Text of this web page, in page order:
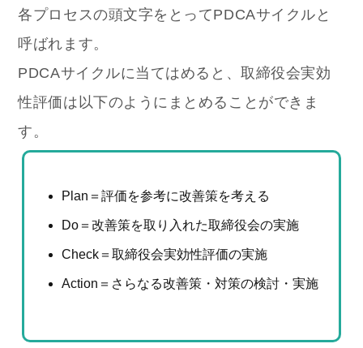
各プロセスの頭文字をとってPDCAサイクルと
呼ばれます。
PDCAサイクルに当てはめると、取締役会実効
性評価は以下のようにまとめることができま
す。
Plan＝評価を参考に改善策を考える
Do＝改善策を取り入れた取締役会の実施
Check＝取締役会実効性評価の実施
Action＝さらなる改善策・対策の検討・実施